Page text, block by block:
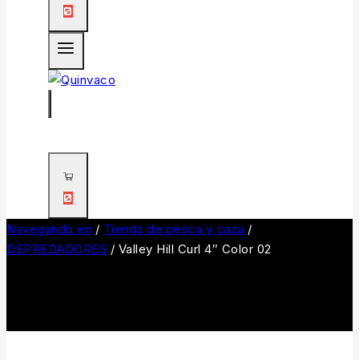
0
0
Navegando en / Tienda de pesca y caza /
DEPREDADORES / Valley Hill Curl 4″ Color 02